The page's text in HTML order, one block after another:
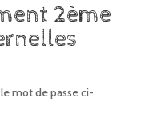
2ème
mot de passe ci-